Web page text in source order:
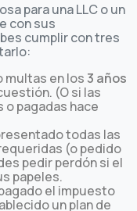
para una LLC o un
con sus
cumplir con tres
multas en los3 años
(O si las
pagadas hace
todas las
(o pedido
pedir perdón si el
papeles.
el impuesto
un plan de